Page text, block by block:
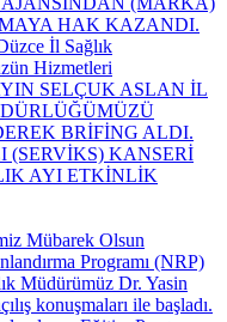
HAK KAZANDI.
İl Sağlık
Hizmetleri
SELÇUK ASLAN İL
BRİFİNG ALDI.
(SERVİKS) KANSERİ
AYI ETKİNLİK
Mübarek Olsun
Programı (NRP)
Müdürümüz Dr. Yasin
konuşmaları ile başladı.